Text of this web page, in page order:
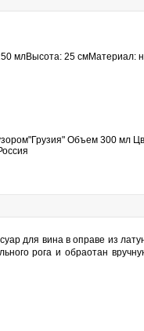
млВысота: 25 смМатериал:
Объем 300 мл
для вина в оправе из
рога и обраотан